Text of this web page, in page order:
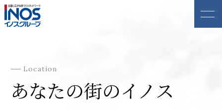
Location
あなたの街のイノス